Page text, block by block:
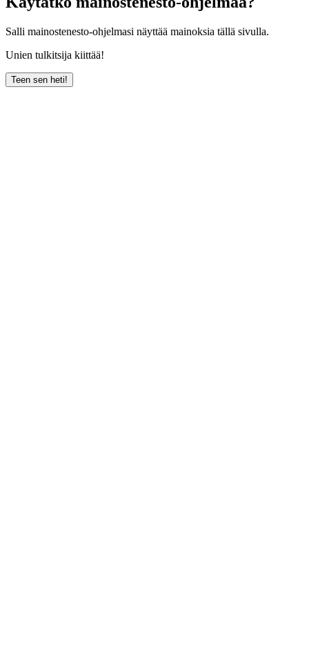
Salli mainostenesto-ohjelmasi näyttää mainoksia tällä sivulla.
Unien tulkitsija kiittää!
Teen sen heti!